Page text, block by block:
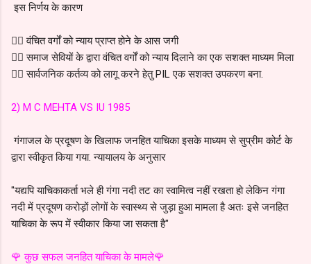
इस निर्णय के कारण
👉🏻 वंचित वर्गों को न्याय प्राप्त होने के आस जगी
👉🏻 समाज सेवियों के द्वारा वंचित वर्गों को न्याय दिलाने का एक सशक्त माध्यम मिला
👉🏻 सार्वजनिक कर्तव्य को लागू करने हेतु PIL एक सशक्त उपकरण बना.
2) M C MEHTA VS IU 1985
गंगाजल के प्रदूषण के खिलाफ जनहित याचिका इसके माध्यम से सुप्रीम कोर्ट के
द्वारा स्वीकृत किया गया. न्यायालय के अनुसार
"यद्यपि याचिकाकर्ता भले ही गंगा नदी तट का स्वामित्व नहीं रखता हो लेकिन गंगा
नदी में प्रदूषण करोड़ों लोगों के स्वास्थ्य से जुड़ा हुआ मामला है अतः इसे जनहित
याचिका के रूप में स्वीकार किया जा सकता है"
🌹 कुछ सफल जनहित याचिका के मामले🌹